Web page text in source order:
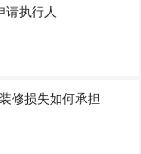
请执行人
修损失如何承担